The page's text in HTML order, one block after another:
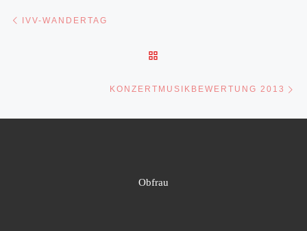
Beitragsnavigation
IVV-WANDERTAG
KONZERTMUSIKBEWERTUNG 2013
Obfrau